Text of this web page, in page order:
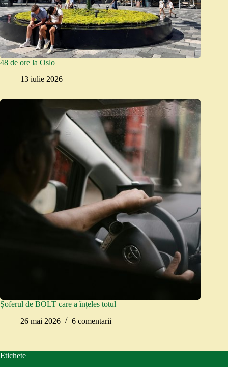
48 de ore la Oslo
13 iulie 2026
Șoferul de BOLT care a înțeles totul
26 mai 2026
6 comentarii
Etichete